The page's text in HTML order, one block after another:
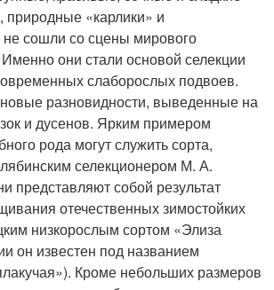
«карлики» и
не сошли со сцены мирового
они стали основой селекции
слаборослых подвоев.
разновидности, выведенные на
и дусенов. Ярким примером
рода могут служить сорта,
селекционером М. А.
представляют собой результат
отечественных зимостойких
низкорослым сортом «Элиза
он известен под названием
Кроме небольших размеров